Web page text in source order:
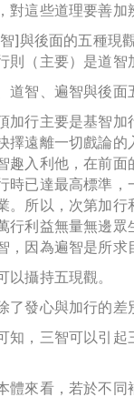
對這些道理要善加
]與後面的五種現
則（主要）是道智
道智、遍智與後
加行主要是基智加
擇遠離一切戲論的
趣入利他，在前面
時已達最高標準
。所以，次第加
行利益無量無邊
，因為遍智是所求
以攝持五現觀。
了發心與加行的差
知，三智可以引
體來看，若於不